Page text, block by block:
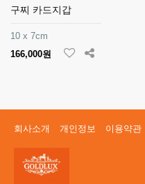
구찌 카드지갑
10 x 7cm
166,000원
회사소개 개인정보 이용약관